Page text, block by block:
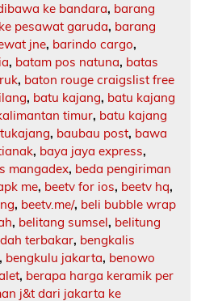
ke bandara, barang
pesawat garuda, barang
jne, barindo cargo,
, batam pos natuna, batas
, baton rouge craigslist free
, batu kajang, batu kajang
timur, batu kajang
, baubau post, bawa
, baya jaya express,
mangadex, beda pengiriman
me, beetv for ios, beetv hq,
, beetv.me/, beli bubble wrap
, belitang sumsel, belitung
terbakar, bengkalis
, bengkulu jakarta, benowo
, berapa harga keramik per
j&t dari jakarta ke